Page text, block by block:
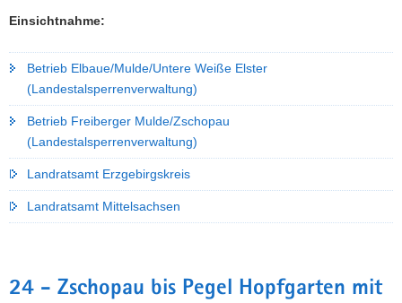
Einsichtnahme:
Betrieb Elbaue/Mulde/Untere Weiße Elster
(Landestalsperrenverwaltung)
Betrieb Freiberger Mulde/Zschopau
(Landestalsperrenverwaltung)
Landratsamt Erzgebirgskreis
Landratsamt Mittelsachsen
24 - Zschopau bis Pegel Hopfgarten mit